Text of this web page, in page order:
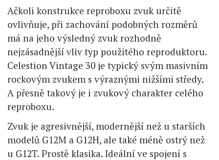
Ačkoli konstrukce reproboxu zvuk určitě
ovlivňuje, při zachování podobných rozměrů
má na jeho výsledný zvuk rozhodně
nejzásadnější vliv typ použitého reproduktoru.
Celestion Vintage 30 je typický svým masivním
rockovým zvukem s výraznými nižšími středy.
A přesně takový je i zvukový charakter celého
reproboxu.
Zvuk je agresivnější, modernější než u starších
modelů G12M a G12H, ale také méně ostrý než
u G12T. Prostě klasika. Ideální ve spojení s